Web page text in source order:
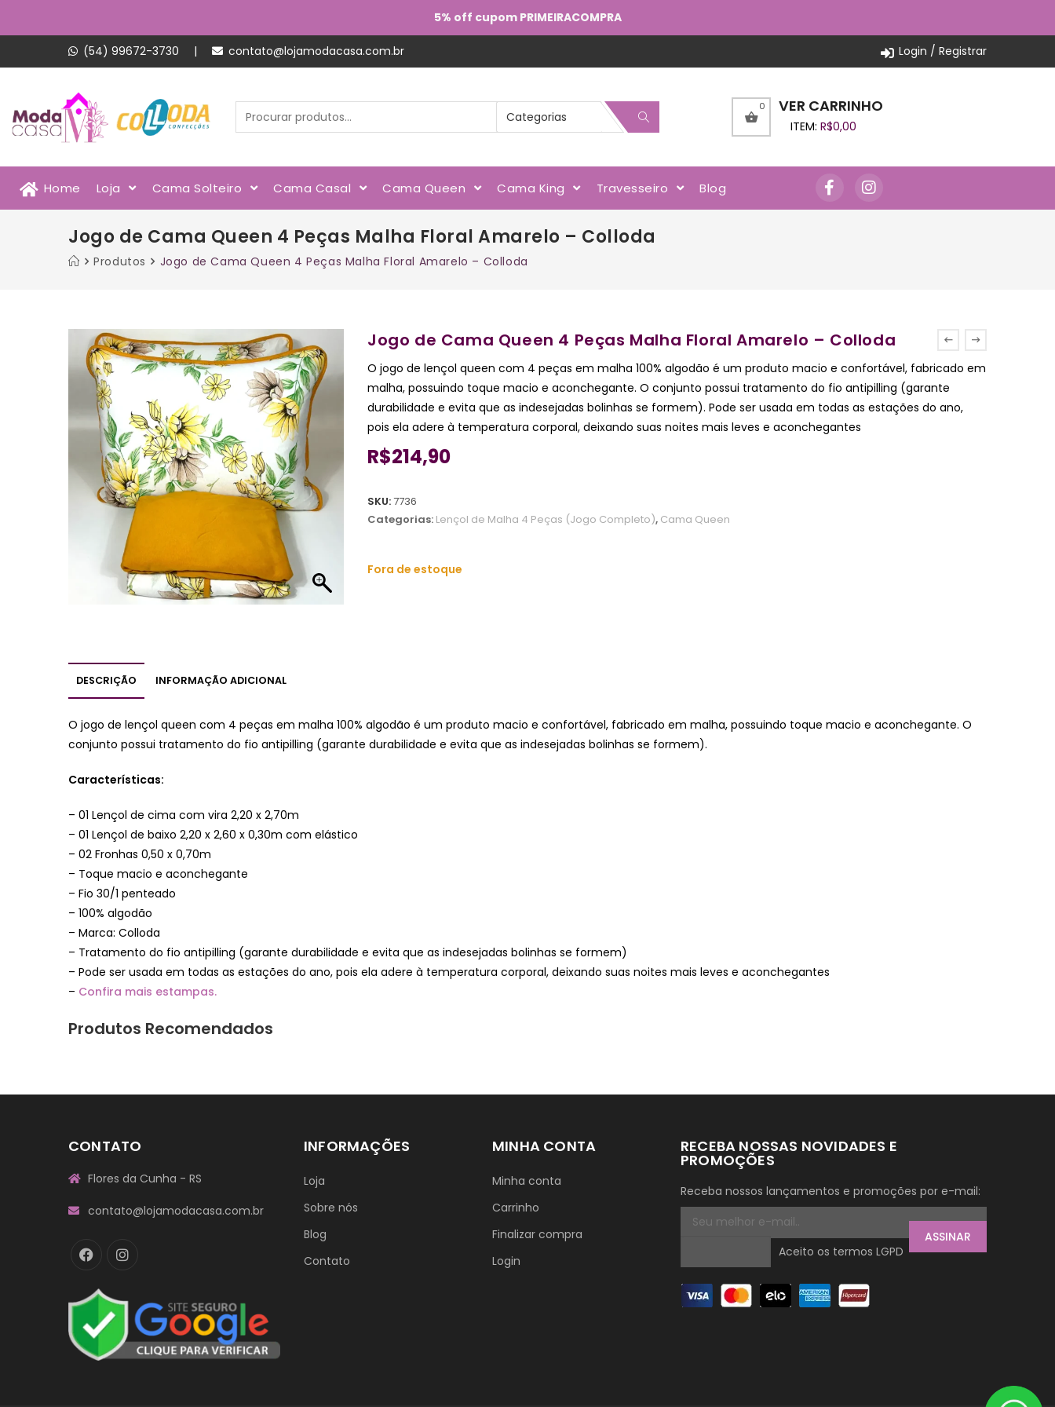
5% off cupom PRIMEIRACOMPRA
Login / Registrar
(54) 99672-3730 | contato@lojamodacasa.com.br
0 VER CARRINHO
ITEM: R$0,00
Home Loja Cama Solteiro Cama Casal Cama Queen Cama King Travesseiro Blog
Jogo de Cama Queen 4 Peças Malha Floral Amarelo – Colloda
Produtos Jogo de Cama Queen 4 Peças Malha Floral Amarelo – Colloda
Jogo de Cama Queen 4 Peças Malha Floral Amarelo – Colloda
O jogo de lençol queen com 4 peças em malha 100% algodão é um produto macio e confortável, fabricado em
malha, possuindo toque macio e aconchegante. O conjunto possui tratamento do fio antipilling (garante
durabilidade e evita que as indesejadas bolinhas se formem). Pode ser usada em todas as estações do ano,
pois ela adere à temperatura corporal, deixando suas noites mais leves e aconchegantes
R$214,90
SKU:7736
Categorias: Lençol de Malha 4 Peças (Jogo Completo), Cama Queen
Fora de estoque
DESCRIÇÃO INFORMAÇÃO ADICIONAL
O jogo de lençol queen com 4 peças em malha 100% algodão é um produto macio e confortável, fabricado em malha, possuindo toque macio e aconchegante. O
conjunto possui tratamento do fio antipilling (garante durabilidade e evita que as indesejadas bolinhas se formem).
Características:
– 01 Lençol de cima com vira 2,20 x 2,70m
– 01 Lençol de baixo 2,20 x 2,60 x 0,30m com elástico
– 02 Fronhas 0,50 x 0,70m
– Toque macio e aconchegante
– Fio 30/1 penteado
– 100% algodão
– Marca: Colloda
– Tratamento do fio antipilling (garante durabilidade e evita que as indesejadas bolinhas se formem)
– Pode ser usada em todas as estações do ano, pois ela adere à temperatura corporal, deixando suas noites mais leves e aconchegantes
– Confira mais estampas.
Produtos Recomendados
CONTATO
Flores da Cunha - RS
contato@lojamodacasa.com.br
INFORMAÇÕES
Loja
Sobre nós
Blog
Contato
MINHA CONTA
Minha conta
Carrinho
Finalizar compra
Login
RECEBA NOSSAS NOVIDADES E
PROMOÇÕES
Receba nossos lançamentos e promoções por e-mail:
ASSINAR
Aceito os termos LGPD